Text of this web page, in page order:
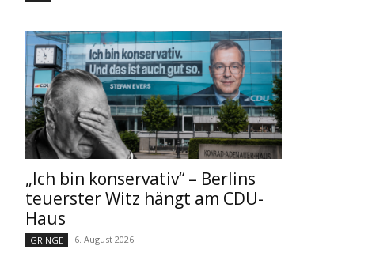
„Ich bin konservativ“ – Berlins
teuerster Witz hängt am CDU-
Haus
GRINGE 6. August 2026